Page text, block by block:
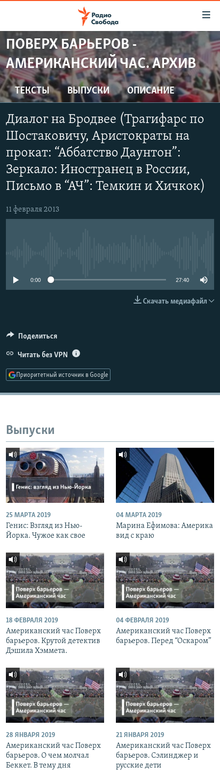
упрощенного
доступа
Вернуться
к
основному
Вернутся
навигации
Вернутся
ПРОГРАММЫ
ПОДКАСТЫ
АВТОРСКИЕ ПРОЕКТЫ
ЦИТАТЫ СВОБОДЫ
МНЕНИЯ
КУЛЬТУРА
IDEL.РЕАЛИИ
КАВКАЗ.РЕАЛИИ
СИБИРЬ.РЕАЛИИ
Все сайты РСЕ/РС
ПОВЕРХ БАРЬЕРОВ -
АМЕРИКАНСКИЙ ЧАС. АРХИВ
ТЕКСТЫ ВЫПУСКИ ОПИСАНИЕ
Диалог на Бродвее (Трагифарс по
Шостаковичу, Аристократы на
прокат: “Аббатство Даунтон”:
Зеркало: Иностранец в России,
Письмо в “АЧ”: Темкин и Хичкок)
11 февраля 2013
0:00 27:40
Скачать медиафайл
Поделиться
Читать без VPN
Приоритетный источник в Google
Выпуски
25 МАРТА 2019
Генис: Взгляд из Нью-
Йорка. Чужое как свое
04 МАРТА 2019
Марина Ефимова: Америка
вид с краю
18 ФЕВРАЛЯ 2019
Американский час Поверх
барьеров. Крутой детектив
Дэшила Хэммета.
04 ФЕВРАЛЯ 2019
Американский час Поверх
барьеров. Перед “Оскаром”
28 ЯНВАРЯ 2019
Американский час Поверх
барьеров. О чем молчал
Беккет. В тему дня
21 ЯНВАРЯ 2019
Американский час Поверх
барьеров. Сэлинджер и
русские дети